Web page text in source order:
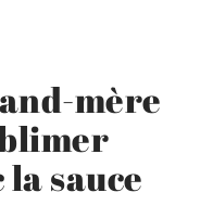
mère
la sauce